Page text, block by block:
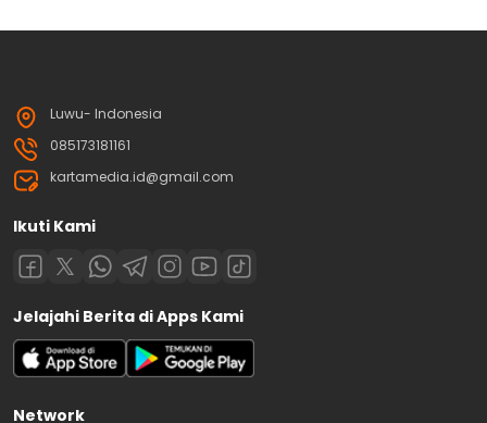
Luwu- Indonesia
085173181161
kartamedia.id@gmail.com
Ikuti Kami
Jelajahi Berita di Apps Kami
Network